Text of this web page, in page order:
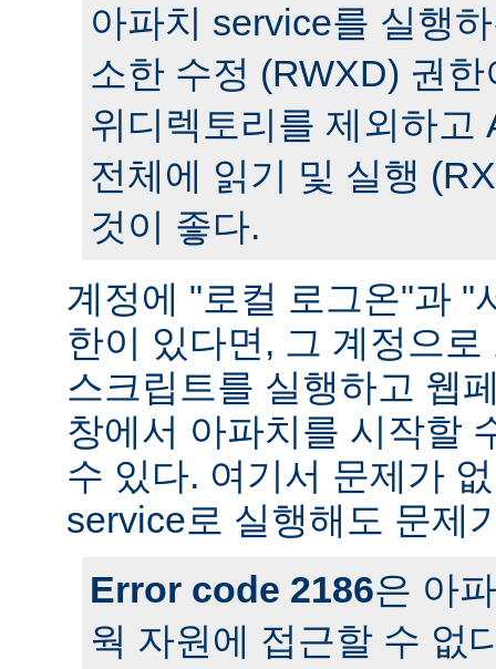
아파치 service를 실행
소한 수정 (RWXD) 권
위디렉토리를 제외하고
전체에 읽기 및 실행
것이 좋다.
계정에 "로컬 로그온"과 "
한이 있다면, 그 계정으
스크립트를 실행하고 웹
창에서 아파치를 시작할
수 있다. 여기서 문제가
service로 실행해도 문제
Error code 2186은 아
웍 자원에 접근할 수 없